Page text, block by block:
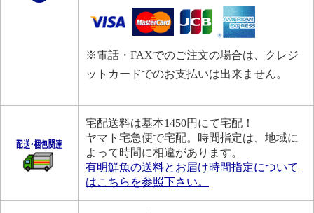
※電話・FAXでのご注文の場合は、クレジ
ットカードでのお支払いは出来ません。
宅配送料は基本1450円にて宅配！
ヤマト宅急便で宅配。時間指定は、地域に
よって時間に相違があります。
有明鮮魚の送料とお届け時間指定について
はこちらを参照下さい。